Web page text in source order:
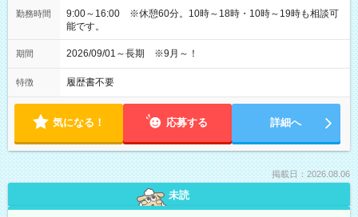
勤務時間
9:00～16:00 ※休憩60分。10時～18時・10時～19時も相談可
能です。
期間 2026/09/01～長期 ※9月～！
特徴 履歴書不要
気になる！ 応募する 詳細へ
掲載日：2026.08.06
未読